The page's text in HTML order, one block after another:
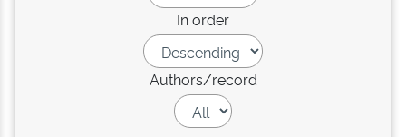
In order
Authors/record